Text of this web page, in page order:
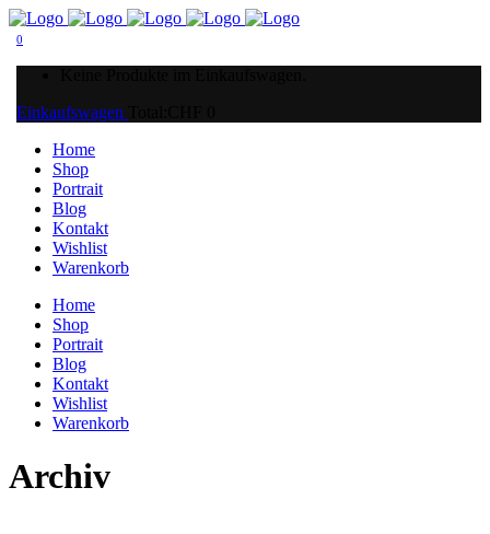
0
Einkaufswagen
Home
Shop
Portrait
Blog
Kontakt
Wishlist
Warenkorb
Home
Shop
Portrait
Blog
Kontakt
Wishlist
Warenkorb
Archiv